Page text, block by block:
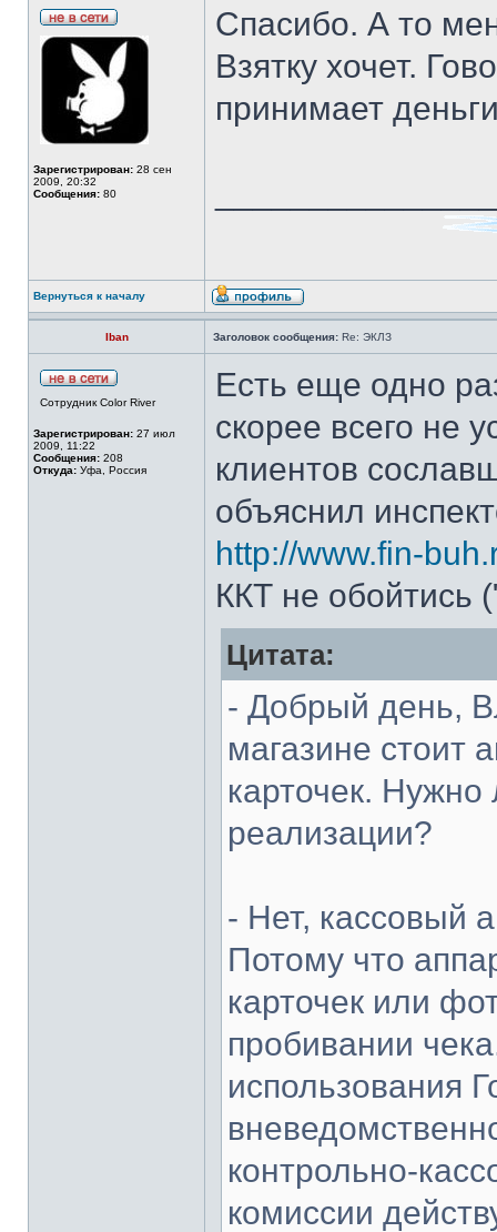
Зарегистрирован: 28 сен
2009, 20:32
Сообщения: 80
Спасибо. А то
Взятку хочет.
принимает
Вернуться к началу
Iban Заголовок сообщения: Re: ЭКЛЗ
Сотрудник Color River
Зарегистрирован: 27 июл
2009, 11:22
Сообщения: 208
Откуда: Уфа, Россия
Есть еще одно
скорее всего не
клиентов
объяснил
http://www.fin-
ККТ не обойтись
Цитата:
- Добрый день,
магазине стоит
карточек.
реализации?
- Нет, кассовый
Потому что
карточек или
пробивании
использования
контрольно-
комиссии